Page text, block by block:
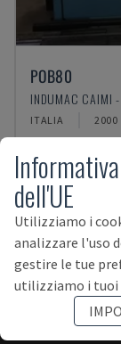
POB80
INDUMAC CAIMI -
ITALIA 2000
dell'UE
Utilizziamo i
analizzare l'uso
gestire le tue
utilizziamo i tuoi